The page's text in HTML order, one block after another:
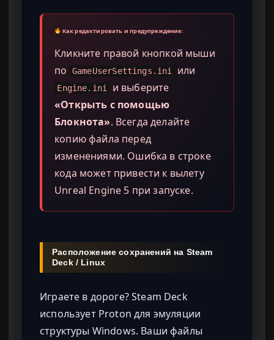
Как редактировать и предупреждение:
Кликните правой кнопкой мыши
по
GameUserSettings.ini или
Engine.ini
и выберите
«Открыть с помощью
Блокнота». Всегда делайте
копию файла перед
изменениями. Ошибка в строке
кода может привести к вылету
Unreal Engine 5 при запуске.
Расположение сохранений на Steam
Deck / Linux
Играете в дороге? Steam Deck
использует Proton для эмуляции
структуры Windows. Ваши файлы